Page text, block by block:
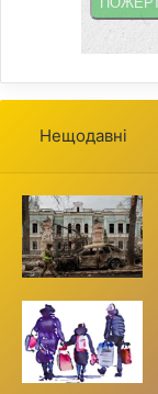
Нещодавні